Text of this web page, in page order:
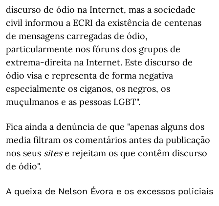
discurso de ódio na Internet, mas a sociedade
civil informou a ECRI da existência de centenas
de mensagens carregadas de ódio,
particularmente nos fóruns dos grupos de
extrema-direita na Internet. Este discurso de
ódio visa e representa de forma negativa
especialmente os ciganos, os negros, os
muçulmanos e as pessoas LGBT".
Fica ainda a denúncia de que "apenas alguns dos
media filtram os comentários antes da publicação
nos seus sitese rejeitam os que contêm discurso
de ódio".
A queixa de Nelson Évora e os excessos policiais